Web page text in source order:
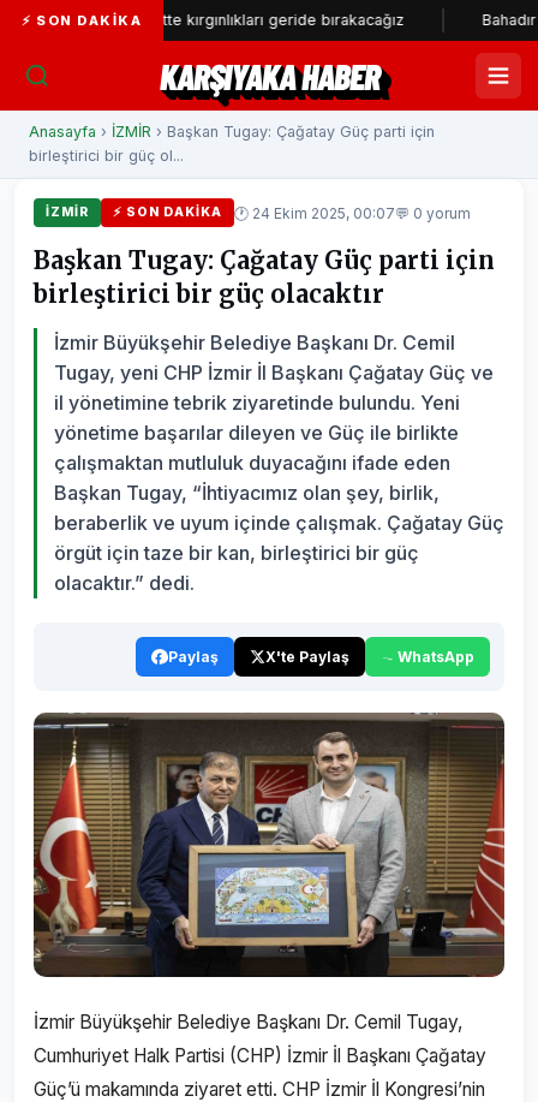
⚡ SON DAKIKA
Örgütte kırgınlıkları geride bırakacağız Bahadır Kul: Deniz
KARŞIYAKA HABER
Anasayfa › İZMİR › Başkan Tugay: Çağatay Güç parti için
birleştirici bir güç ol...
İZMİR ⚡ SON DAKIKA 🕐 24 Ekim 2025, 00:07💬 0 yorum
Başkan Tugay: Çağatay Güç parti için
birleştirici bir güç olacaktır
İzmir Büyükşehir Belediye Başkanı Dr. Cemil
Tugay, yeni CHP İzmir İl Başkanı Çağatay Güç ve
il yönetimine tebrik ziyaretinde bulundu. Yeni
yönetime başarılar dileyen ve Güç ile birlikte
çalışmaktan mutluluk duyacağını ifade eden
Başkan Tugay, “İhtiyacımız olan şey, birlik,
beraberlik ve uyum içinde çalışmak. Çağatay Güç
örgüt için taze bir kan, birleştirici bir güç
olacaktır.” dedi.
Paylaş X'te Paylaş WhatsApp
İzmir Büyükşehir Belediye Başkanı Dr. Cemil Tugay,
Cumhuriyet Halk Partisi (CHP) İzmir İl Başkanı Çağatay
Güç’ü makamında ziyaret etti. CHP İzmir İl Kongresi’nin